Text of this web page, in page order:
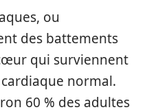
ou
des battements
qui surviennent
normal.
60 % des adultes